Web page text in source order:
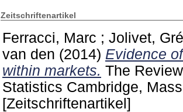
Zeitschriftenartikel
Ferracci, Marc ; Jolivet,
van den (2014) Evidence
within markets. The
Statistics Cambridge,
[Zeitschriftenartikel]